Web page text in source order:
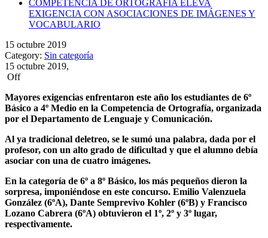
COMPETENCIA DE ORTOGRAFÍA ELEVA
EXIGENCIA CON ASOCIACIONES DE IMÁGENES Y
VOCABULARIO
15 octubre 2019
Category: Sin categoría
15 octubre 2019,
Off
Mayores exigencias enfrentaron este año los estudiantes de 6º
Básico a 4º Medio en la Competencia de Ortografía, organizada
por el Departamento de Lenguaje y Comunicación.
Al ya tradicional deletreo, se le sumó una palabra, dada por el
profesor, con un alto grado de dificultad y que el alumno debía
asociar con una de cuatro imágenes.
En la categoría de 6º a 8º Básico, los más pequeños dieron la
sorpresa, imponiéndose en este concurso. Emilio Valenzuela
González (6ºA), Dante Semprevivo Kohler (6ºB) y Francisco
Lozano Cabrera (6ºA) obtuvieron el 1º, 2º y 3º lugar,
respectivamente.